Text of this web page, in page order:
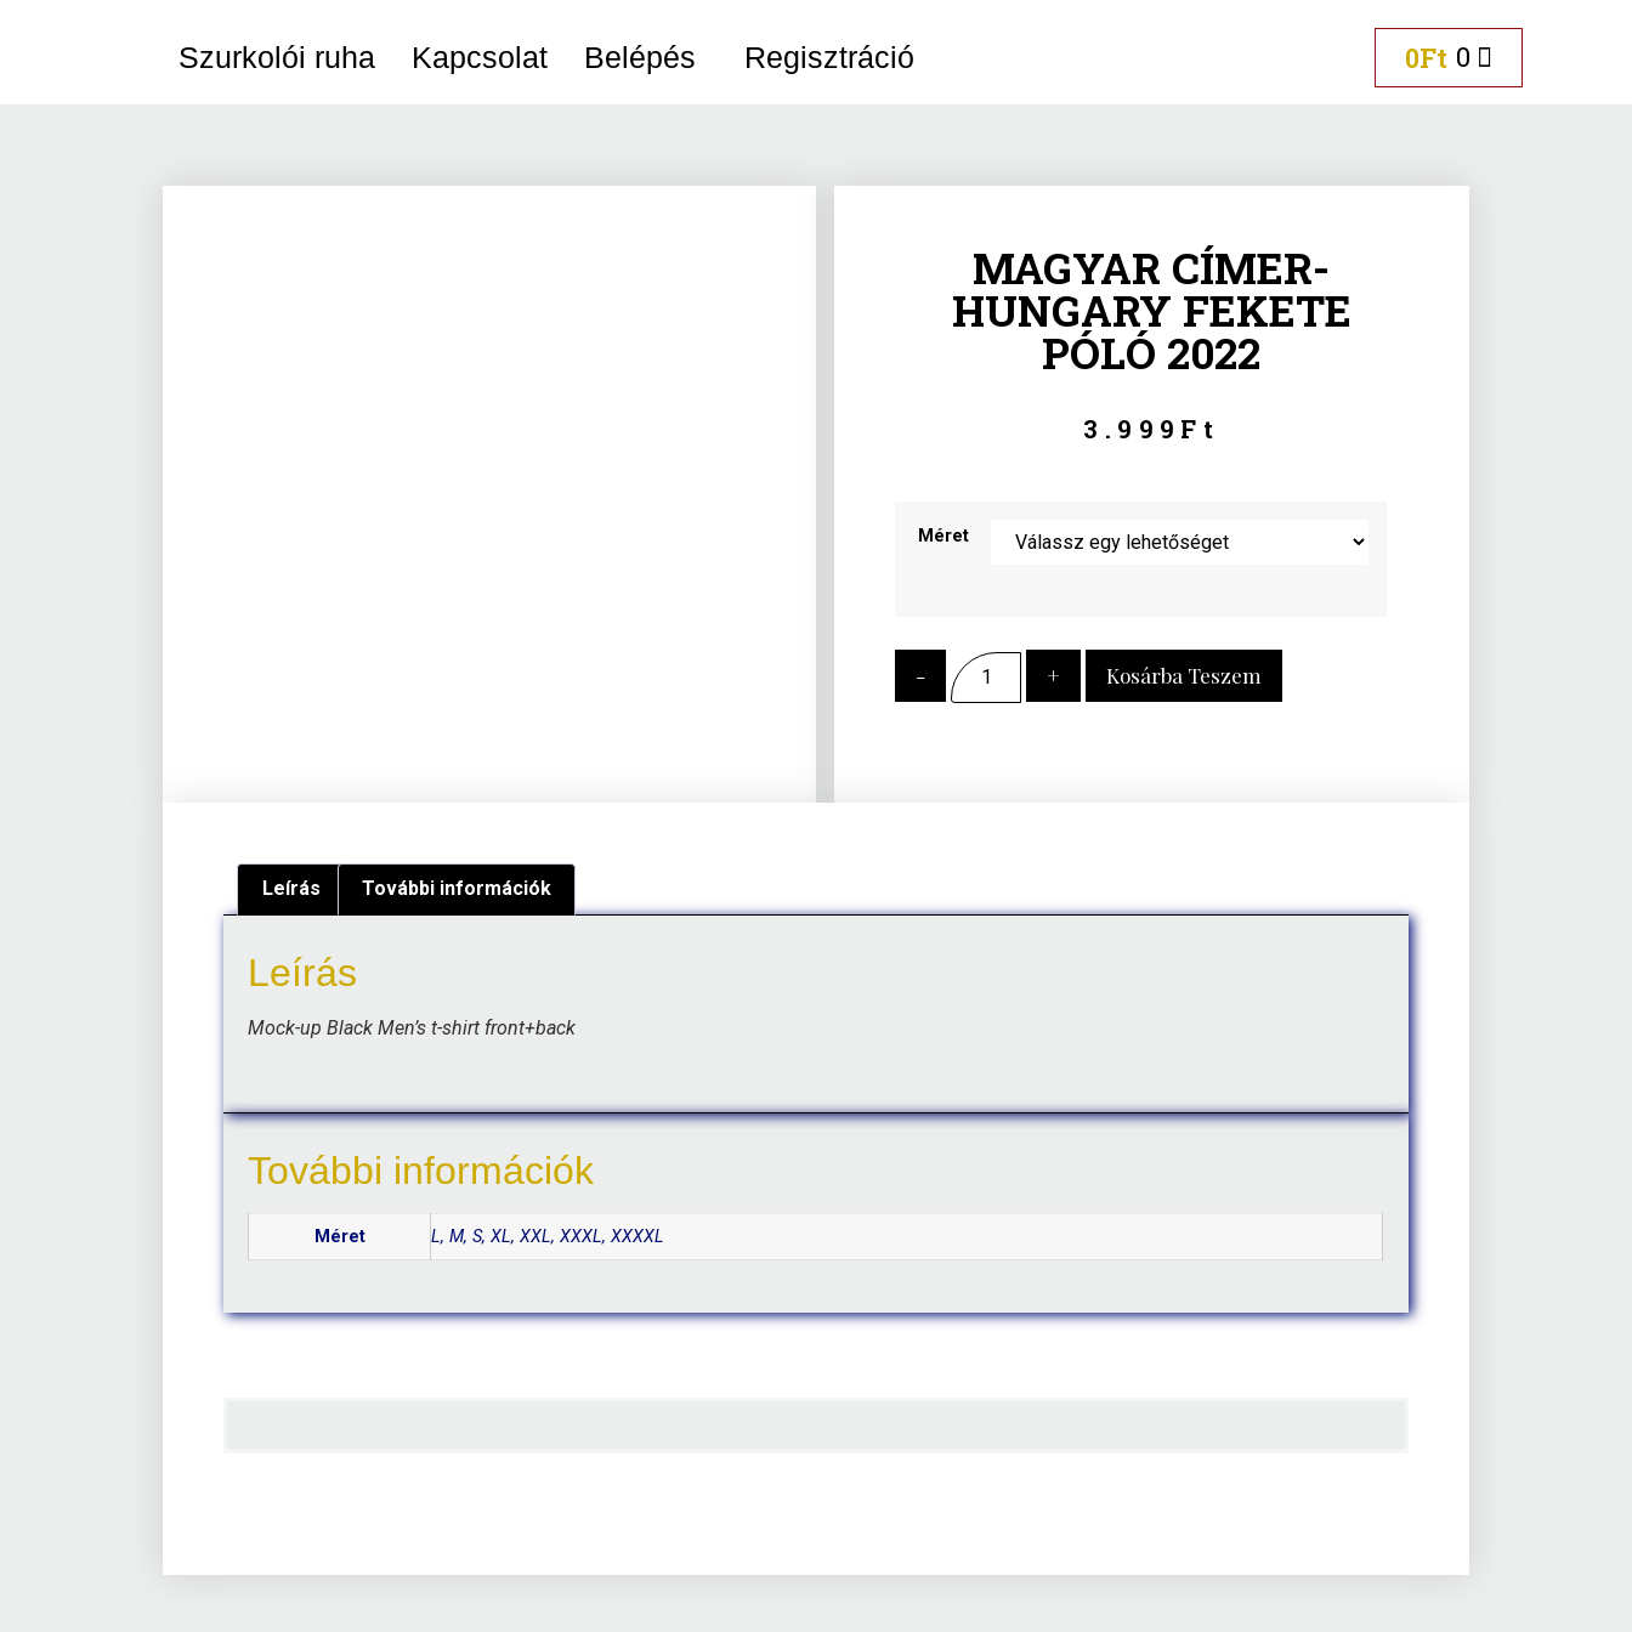
Szurkolói ruha Kapcsolat Belépés Regisztráció 0Ft 0
MAGYAR CÍMER-
HUNGARY FEKETE
PÓLÓ 2022
3.999 Ft
Méret
- + Kosárba Teszem
Leírás További információk
Leírás
Mock-up Black Men’s t-shirt front+back
További információk
Méret L, M, S, XL, XXL, XXXL, XXXXL